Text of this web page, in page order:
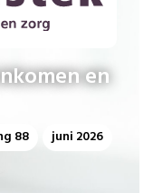
en
88 juni 2026